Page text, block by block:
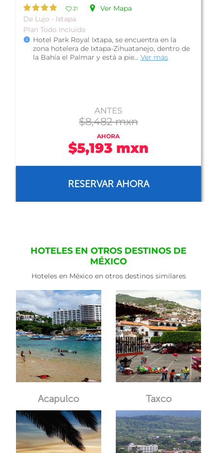
21
Ver Mapa
De Lujo - Ixtapa
Plan Todo Incluido
Hotel Park Royal Ixtapa, se encuentra en la
zona hotelera de Ixtapa-Zihuatanejo, dentro de
la Bahía el Palmar y está a pie... Ver más
ANTES
$8,482 mxn
AHORA
$5,193 mxn
RESERVAR AHORA
HOTELES EN OTROS DESTINOS DE
MÉXICO
Hoteles en México en otros destinos similares
Acapulco Taxco